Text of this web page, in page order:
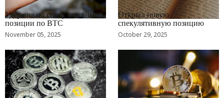
RRCNEWS_RU
Удерживаю спекулятивные
позиции по BTC
November 05, 2025
RRCNEWS_RU
Открыл новую
спекулятивную позицию
October 29, 2025